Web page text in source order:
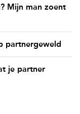
Mijn man zoent
partnergeweld
je partner